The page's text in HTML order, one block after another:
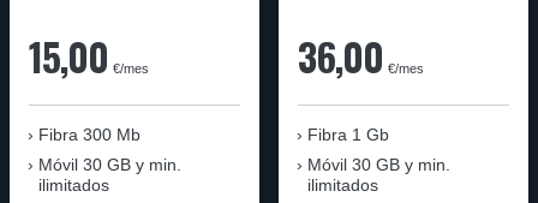
15,00 €/mes
Fibra 300 Mb
Móvil 30 GB y min.
ilimitados
36,00 €/mes
Fibra 1 Gb
Móvil 30 GB y min.
ilimitados